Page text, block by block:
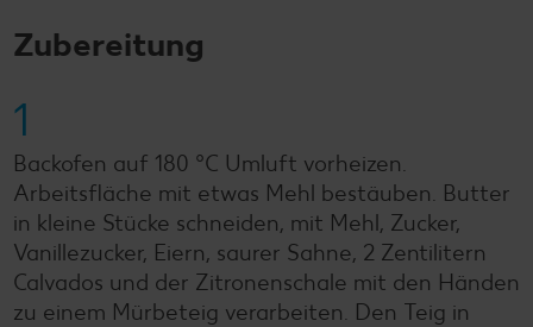
Zubereitung
1
Backofen auf 180 °C Umluft vorheizen.
Arbeitsfläche mit etwas Mehl bestäuben. Butter
in kleine Stücke schneiden, mit Mehl, Zucker,
Vanillezucker, Eiern, saurer Sahne, 2 Zentilitern
Calvados und der Zitronenschale mit den Händen
zu einem Mürbeteig verarbeiten. Den Teig in